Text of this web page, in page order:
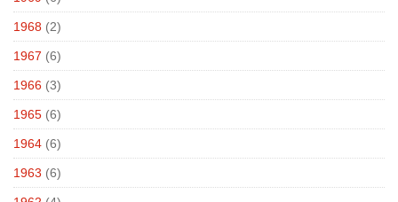
1968 (2)
1967 (6)
1966 (3)
1965 (6)
1964 (6)
1963 (6)